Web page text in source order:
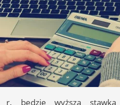
będzie wyższa stawka